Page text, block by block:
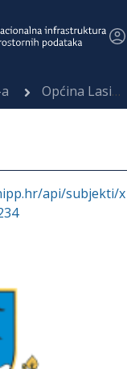
Općina Lasinja
api/subjekti/x